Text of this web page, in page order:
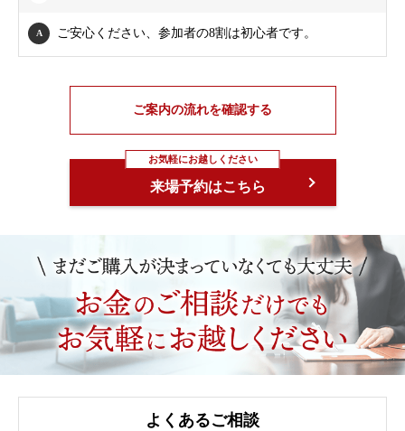
ご安心ください、参加者の8割は初心者です。
ご案内の流れを確認する
お気軽にお越しください
来場予約はこちら
よくあるご相談